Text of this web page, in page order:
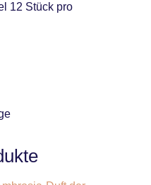
12 Stück pro